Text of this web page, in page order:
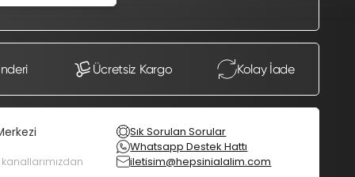
Ücretsiz Kargo Kolay İade
Sık Sorulan Sorular
Whatsapp Destek Hattı
iletisim@hepsinialalim.com